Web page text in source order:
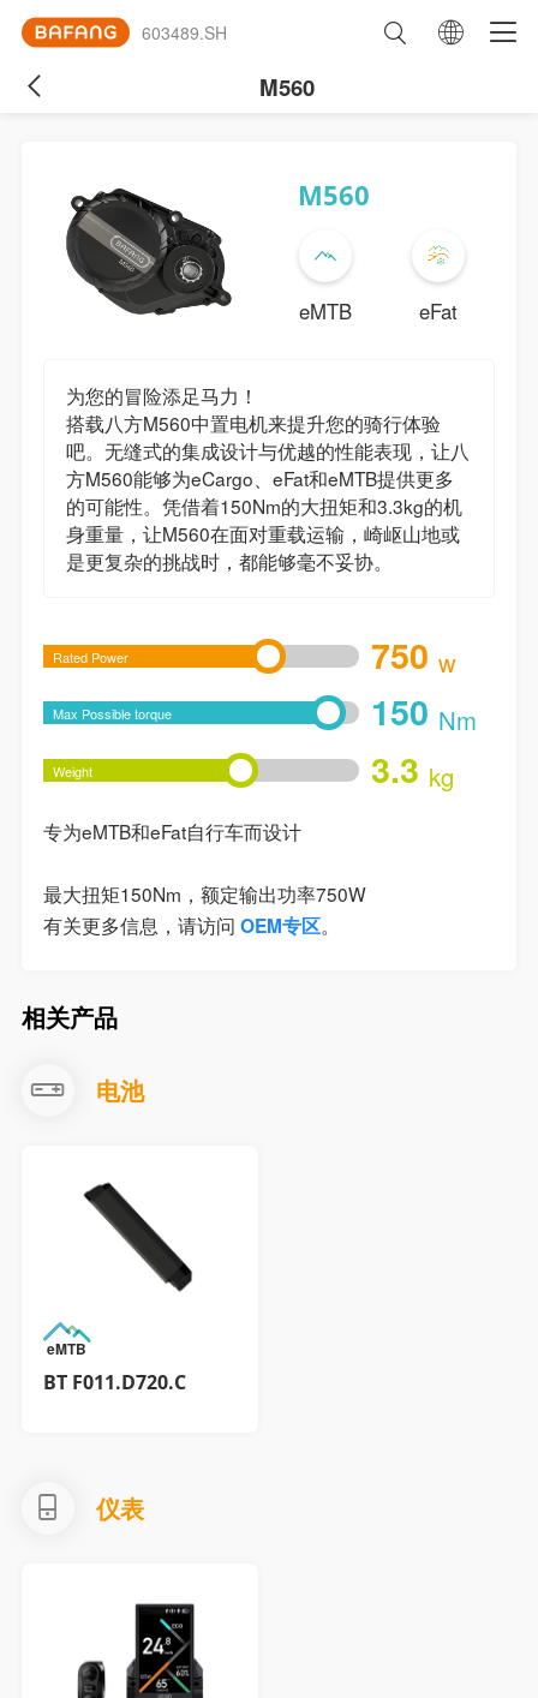
603489.SH
M560
M560
eMTB eFat
为您的冒险添足马力！
搭载八方M560中置电机来提升您的骑行体验
吧。无缝式的集成设计与优越的性能表现，让八
方M560能够为eCargo、eFat和eMTB提供更多
的可能性。凭借着150Nm的大扭矩和3.3kg的机
身重量，让M560在面对重载运输，崎岖山地或
是更复杂的挑战时，都能够毫不妥协。
Rated Power 750 w
Max Possible torque 150 Nm
Weight 3.3 kg
专为eMTB和eFat自行车而设计
最大扭矩150Nm，额定输出功率750W
有关更多信息，请访问 OEM专区。
相关产品
电池
eMTB
BT F011.D720.C
仪表